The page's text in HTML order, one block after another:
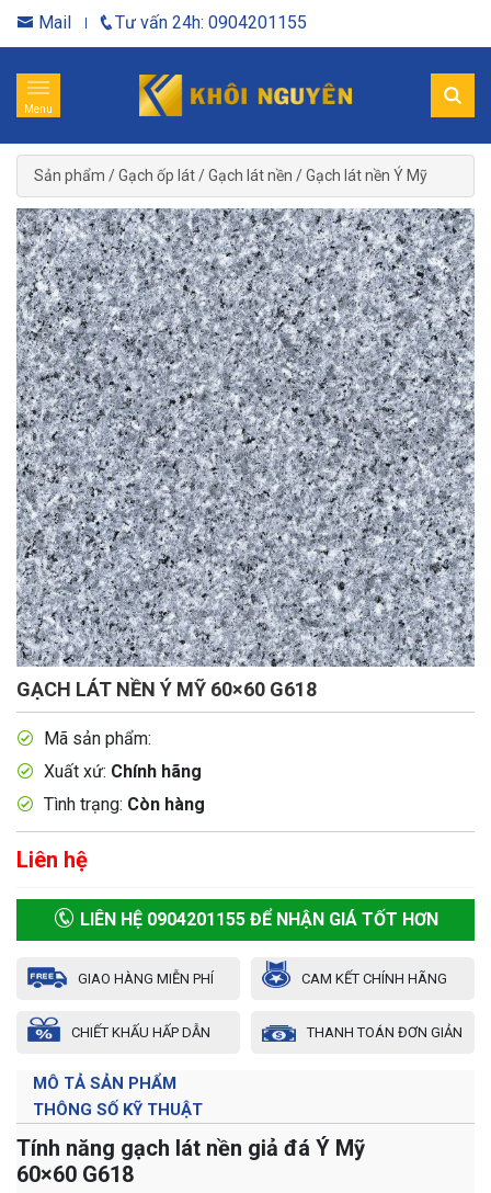
Mail Tư vấn 24h: 0904201155
Menu
Sản phẩm /Gạch ốp lát/Gạch lát nền /Gạch lát nền Ý Mỹ
GẠCH LÁT NỀN Ý MỸ 60×60 G618
Mã sản phẩm:
Xuất xứ: Chính hãng
Tình trạng: Còn hàng
Liên hệ
LIÊN HỆ 0904201155 ĐỂ NHẬN GIÁ TỐT HƠN
GIAO HÀNG MIỄN PHÍ CAM KẾT CHÍNH HÃNG
CHIẾT KHẤU HẤP DẪN THANH TOÁN ĐƠN GIẢN
MÔ TẢ SẢN PHẨM
THÔNG SỐ KỸ THUẬT
Tính năng gạch lát nền giả đá Ý Mỹ
60×60 G618